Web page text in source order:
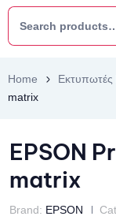
Home
matrix
EPSON
matrix
Brand: EPSON